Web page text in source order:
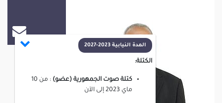
المدة النيابية 2023-2027
الكتلة:
كتلة صوت الجمهورية (عضو): من 10
ماي 2023
إلىالآن